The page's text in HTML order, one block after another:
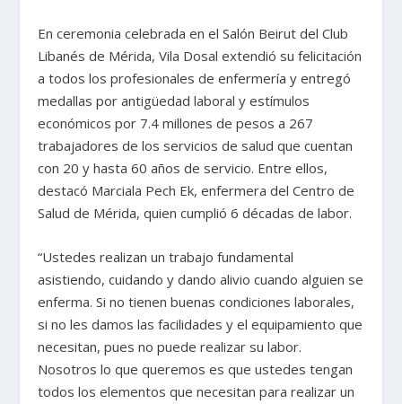
En ceremonia celebrada en el Salón Beirut del Club
Libanés de Mérida, Vila Dosal extendió su felicitación
a todos los profesionales de enfermería y entregó
medallas por antigüedad laboral y estímulos
económicos por 7.4 millones de pesos a 267
trabajadores de los servicios de salud que cuentan
con 20 y hasta 60 años de servicio. Entre ellos,
destacó Marciala Pech Ek, enfermera del Centro de
Salud de Mérida, quien cumplió 6 décadas de labor.
“Ustedes realizan un trabajo fundamental
asistiendo, cuidando y dando alivio cuando alguien se
enferma. Si no tienen buenas condiciones laborales,
si no les damos las facilidades y el equipamiento que
necesitan, pues no puede realizar su labor.
Nosotros lo que queremos es que ustedes tengan
todos los elementos que necesitan para realizar un